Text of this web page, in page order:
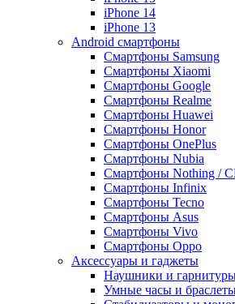
iPhone 14
iPhone 13
Android cмартфоны
Смартфоны Samsung
Смартфоны Xiaomi
Смартфоны Google
Смартфоны Realme
Смартфоны Huawei
Смартфоны Honor
Смартфоны OnePlus
Смартфоны Nubia
Смартфоны Nothing /
Смартфоны Infinix
Смартфоны Tecno
Смартфоны Asus
Смартфоны Vivo
Смартфоны Oppo
Аксессуары и гаджеты
Наушники и
Умные часы и